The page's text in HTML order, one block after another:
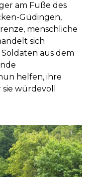
am Fuße des
Güdingen,
menschliche
sich
aus dem
helfen, ihre
würdevoll